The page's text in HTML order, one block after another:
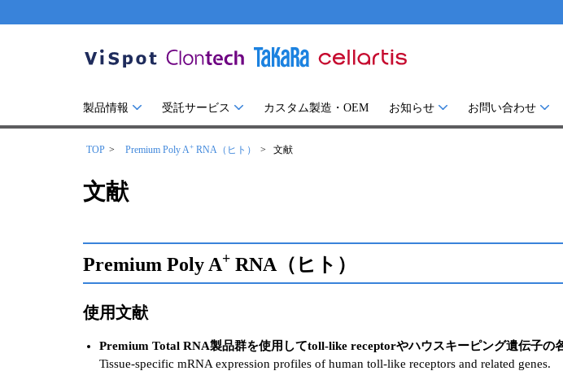
製品情報 受託サービス カスタム製造・OEM お知らせ お問い合わせ
TOP Premium Poly A+ RNA（ヒト） 文献
文献
Premium Poly A+ RNA（ヒト）
使用文献
Premium Total RNA製品群を使用してtoll-like receptorやハウスキーピング遺伝子の
Tissue-specific mRNA expression profiles of human toll-like receptors and related genes.